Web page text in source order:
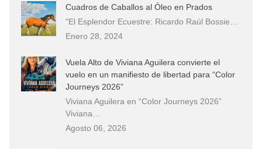
Cuadros de Caballos al Óleo en Prados
"El Esplendor Ecuestre: Ricardo Raúl Bossie…
Enero 28, 2024
Vuela Alto de Viviana Aguilera convierte el
vuelo en un manifiesto de libertad para “Color
Journeys 2026”
Viviana Aguilera en “Color Journeys 2026”
Viviana…
Agosto 06, 2026